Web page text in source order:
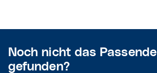
Noch nicht das Passende
gefunden?